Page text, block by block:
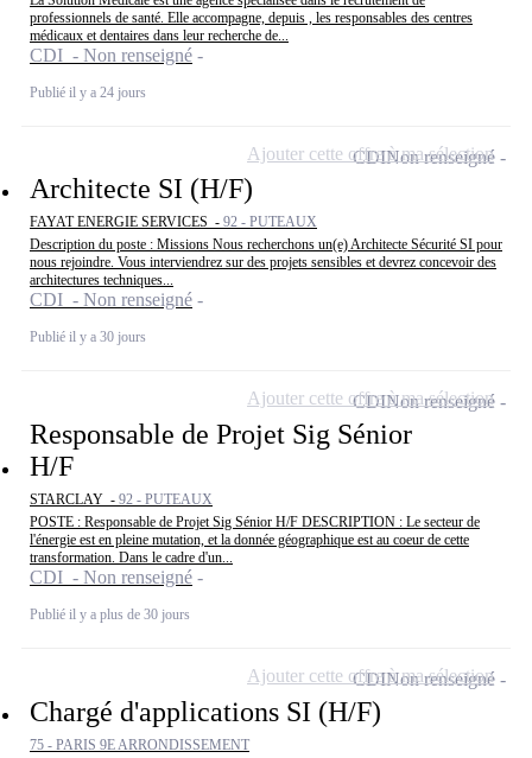
professionnels de santé. Elle accompagne, depuis , les responsables des centres
médicaux et dentaires dans leur recherche de...
CDI - Non renseigné
Publié il y a 24 jours
Architecte SI (H/F)
FAYAT ENERGIE SERVICES - 92 - PUTEAUX
Description du poste : Missions Nous recherchons un(e) Architecte Sécurité SI pour
nous rejoindre. Vous interviendrez sur des projets sensibles et devrez concevoir des
architectures techniques...
CDI - Non renseigné
Publié il y a 30 jours
CDINon renseigné
Ajouter cette offre à ma sélection
Responsable de Projet Sig Sénior
H/F
STARCLAY - 92 - PUTEAUX
POSTE : Responsable de Projet Sig Sénior H/F DESCRIPTION : Le secteur de
l'énergie est en pleine mutation, et la donnée géographique est au coeur de cette
transformation. Dans le cadre d'un...
CDI - Non renseigné
Publié il y a plus de 30 jours
CDINon renseigné
Ajouter cette offre à ma sélection
Chargé d'applications SI (H/F)
75 - PARIS 9E ARRONDISSEMENT
CDINon renseigné
Ajouter cette offre à ma sélection